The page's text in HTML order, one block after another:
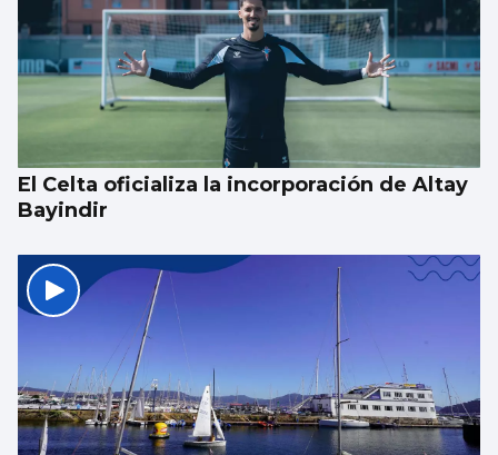
El Celta oficializa la incorporación de Altay
Bayindir